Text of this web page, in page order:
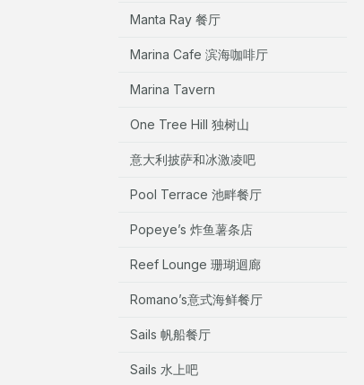
Manta Ray 餐厅
Marina Cafe 滨海咖啡厅
Marina Tavern
One Tree Hill 独树山
意大利披萨和冰激凌吧
Pool Terrace 池畔餐厅
Popeye’s 炸鱼薯条店
Reef Lounge 珊瑚迴廊
Romano’s意式海鲜餐厅
Sails 帆船餐厅
Sails 水上吧